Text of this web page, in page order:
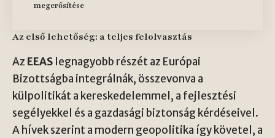
megerősítése
Az első lehetőség: a teljes felolvasztás
Az EEAS legnagyobb részét az Európai
Bizottságba integrálnák, összevonva a
külpolitikát a kereskedelemmel, a fejlesztési
segélyekkel és a gazdasági biztonság kérdéseivel.
A hívek szerint a modern geopolitika így követel, a